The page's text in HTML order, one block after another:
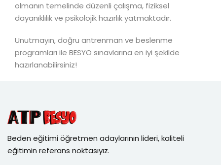
olmanın temelinde düzenli çalışma, fiziksel
dayanıklılık ve psikolojik hazırlık yatmaktadır.
Unutmayın, doğru antrenman ve beslenme
programları ile BESYO sınavlarına en iyi şekilde
hazırlanabilirsiniz!
Beden eğitimi öğretmen adaylarının lideri, kaliteli
eğitimin referans noktasıyız.